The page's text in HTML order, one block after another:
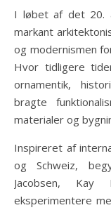
I løbet af det 20.
markant
og modernismen
Hvor tidligere
ornamentik,
bragte
materialer og
Inspireret af
og Schweiz,
Jacobsen,
eksperimentere